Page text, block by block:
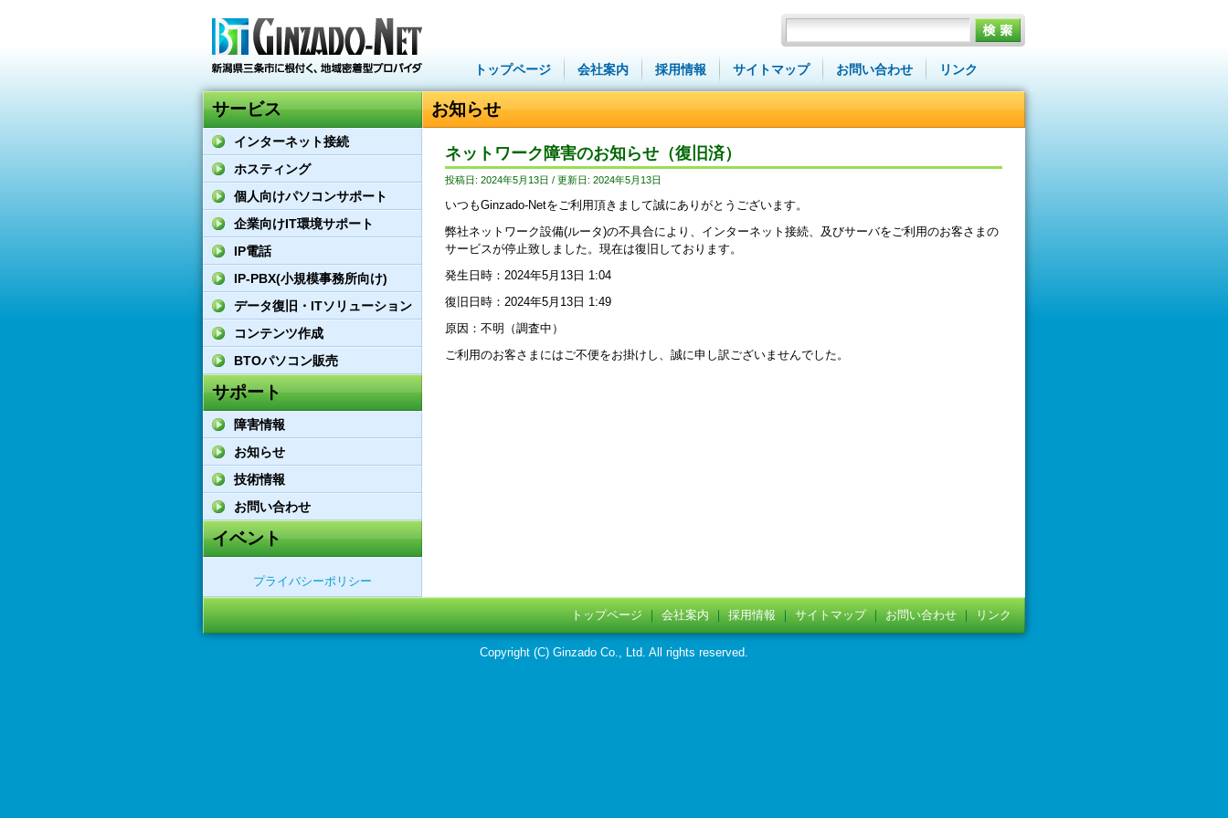
トップページ 会社案内 採用情報 サイトマップ お問い合わせ リンク
サービス
インターネット接続
ホスティング
個人向けパソコンサポート
企業向けIT環境サポート
IP電話
IP-PBX(小規模事務所向け)
データ復旧・ITソリューション
コンテンツ作成
BTOパソコン販売
サポート
障害情報
お知らせ
技術情報
お問い合わせ
イベント
プライバシーポリシー
お知らせ
ネットワーク障害のお知らせ（復旧済）
投稿日: 2024年5月13日 / 更新日: 2024年5月13日
いつもGinzado-Netをご利用頂きまして誠にありがとうございます。
弊社ネットワーク設備(ルータ)の不具合により、インターネット接続、及びサーバをご利用のお客さまの
サービスが停止致しました。現在は復旧しております。
発生日時：2024年5月13日 1:04
復旧日時：2024年5月13日 1:49
原因：不明（調査中）
ご利用のお客さまにはご不便をお掛けし、誠に申し訳ございませんでした。
トップページ ｜ 会社案内 ｜ 採用情報 ｜ サイトマップ｜ お問い合わせ ｜ リンク
Copyright (C) Ginzado Co., Ltd. All rights reserved.